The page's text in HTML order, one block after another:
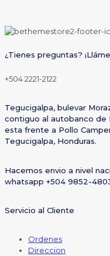
¿Tienes preguntas?
+504 2221-2122
Tegucigalpa, bulevar
contiguo al autobanco de
esta frente a Pollo
Tegucigalpa, Honduras.
Hacemos envio a nivel
whatsapp +504 9852-
Servicio al Cliente
Ordenes
Direccion